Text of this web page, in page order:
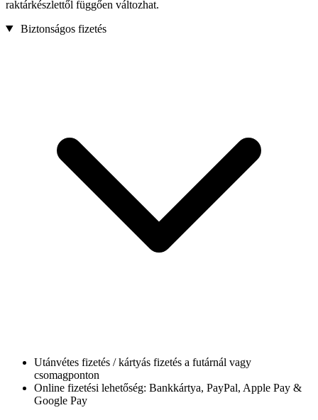
raktárkészlettől függően változhat.
Biztonságos fizetés
Utánvétes fizetés / kártyás fizetés a futárnál vagy
csomagponton
Online fizetési lehetőség: Bankkártya, PayPal, Apple Pay &
Google Pay